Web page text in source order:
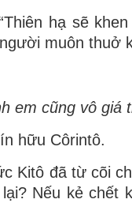
hạ sẽ
muôn thuở
em cũng vô giá
hữu Côrintô.
Kitô đã từ cõi
Nếu kẻ chết